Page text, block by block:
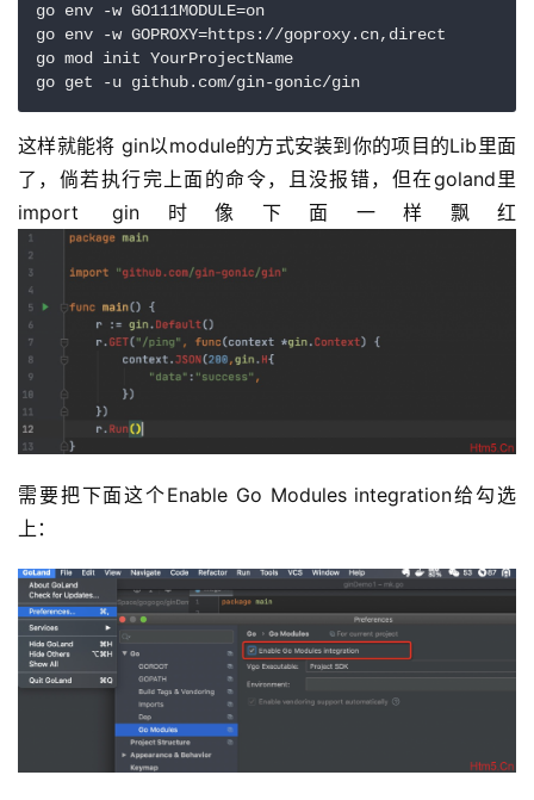
go env -w GO111MODULE=on
go env -w GOPROXY=https://goproxy.cn,direct
go mod init YourProjectName
go get -u github.com/gin-gonic/gin
这样就能将 gin以module的方式安装到你的项目的Lib里面
了，倘若执行完上面的命令，且没报错，但在goland里
import gin时像下面一样飘红
需要把下面这个Enable Go Modules integration给勾选
上：